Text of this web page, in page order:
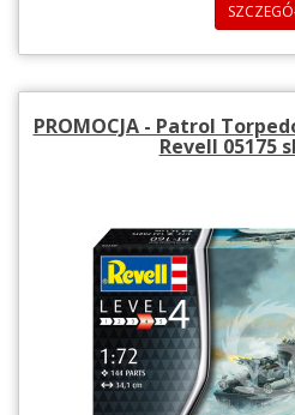
PROMOCJA - Patrol
Revell 05175